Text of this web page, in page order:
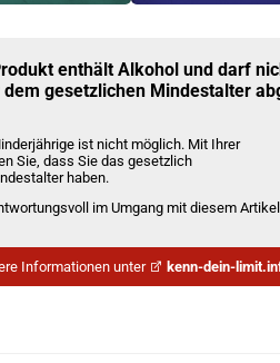
Pod Rainbow
enthält Alkohol und darf
gesetzlichen Mindestalter
ist nicht möglich. Mit Ihrer
Sie, dass Sie das gesetzlich
haben.
im Umgang mit diesem
Informationen unter kenn-dein-